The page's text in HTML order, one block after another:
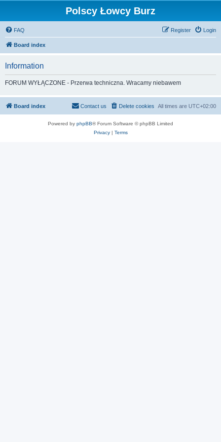
Polscy Łowcy Burz
FAQ Login
Register
Board index
Information
FORUM WYŁĄCZONE - Przerwa techniczna. Wracamy niebawem
Board index All times are UTC+02:00
Delete cookies
Contact us
Powered by phpBB® Forum Software © phpBB Limited
Privacy| Terms